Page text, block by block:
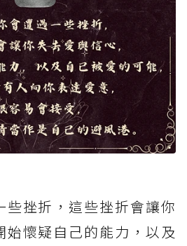
些挫折，這些挫折會讓你
始懷疑自己的能力，以及